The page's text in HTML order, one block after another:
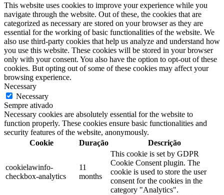
This website uses cookies to improve your experience while you
navigate through the website. Out of these, the cookies that are
categorized as necessary are stored on your browser as they are
essential for the working of basic functionalities of the website. We
also use third-party cookies that help us analyze and understand how
you use this website. These cookies will be stored in your browser
only with your consent. You also have the option to opt-out of these
cookies. But opting out of some of these cookies may affect your
browsing experience.
Necessary
Necessary
Sempre ativado
Necessary cookies are absolutely essential for the website to
function properly. These cookies ensure basic functionalities and
security features of the website, anonymously.
Cookie
Duração Descrição
cookielawinfo-
checkbox-analytics
11
months
This cookie is set by GDPR
Cookie Consent plugin. The
cookie is used to store the user
consent for the cookies in the
category "Analytics".